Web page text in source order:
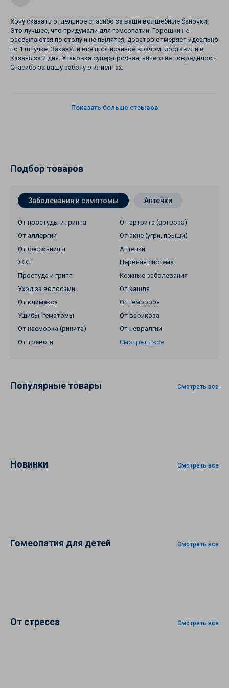
Хочу сказать отдельное спасибо за ваши волшебные баночки!
Это лучшее, что придумали для гомеопатии. Горошки не
рассыпаются по столу и не пылятся, дозатор отмеряет идеально
по 1 штучке. Заказали всё прописанное врачом, доставили в
Казань за 2 дня. Упаковка супер-прочная, ничего не повредилось.
Спасибо за вашу заботу о клиентах.
Показать больше отзывов
Подбор товаров
Заболевания и симптомы Аптечки
От простуды и гриппа
От артрита (артроза)
От аллергии
От акне (угри, прыщи)
От бессонницы
Аптечки
ЖКТ
Нервная система
Простуда и грипп
Кожные заболевания
Уход за волосами
От кашля
От климакса
От геморроя
Ушибы, гематомы
От варикоза
От насморка (ринита)
От невралгии
От тревоги
Смотреть все
Популярные товары Смотреть все
Новинки Смотреть все
Гомеопатия для детей Смотреть все
От стресса Смотреть все